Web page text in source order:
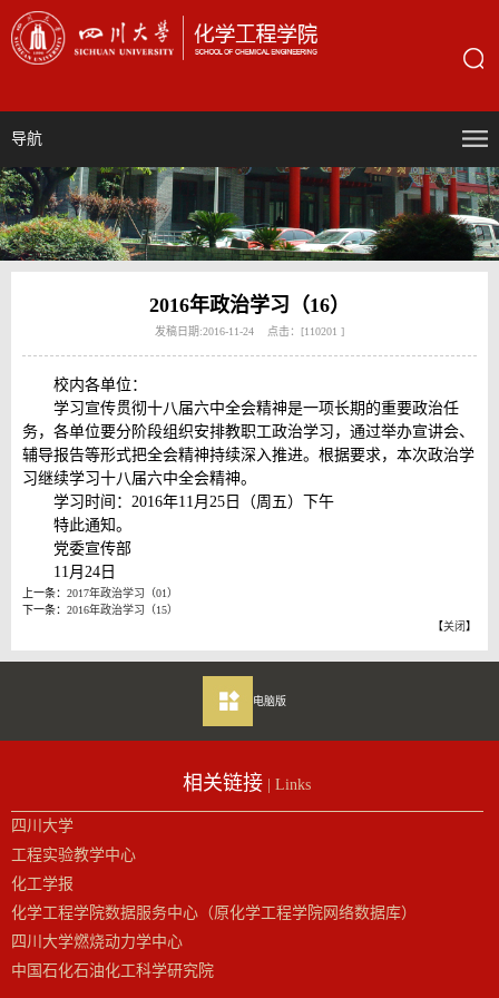
导航
2016年政治学习（16）
发稿日期:2016-11-24 点击：[110201 ]
校内各单位：
学习宣传贯彻十八届六中全会精神是一项长期的重要政治任
务，各单位要分阶段组织安排教职工政治学习，通过举办宣讲会、
辅导报告等形式把全会精神持续深入推进。根据要求，本次政治学
习继续学习十八届六中全会精神。
学习时间：2016年11月25日（周五）下午
特此通知。
党委宣传部
11月24日
上一条： 2017年政治学习（01）
下一条： 2016年政治学习（15）
【关闭】
电脑版
相关链接 | Links
四川大学
工程实验教学中心
化工学报
化学工程学院数据服务中心（原化学工程学院网络数据库）
四川大学燃烧动力学中心
中国石化石油化工科学研究院